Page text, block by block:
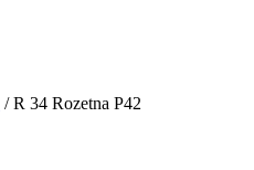
/ R 34 Rozetna P42